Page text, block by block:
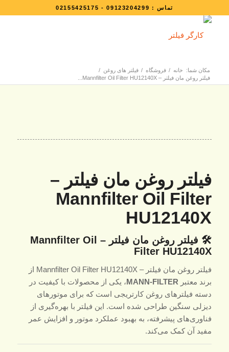
تماس : 09123204299
-
02155425175
مکان شما: خانه / فروشگاه / فیلتر های روغن /
فیلتر روغن مان فیلتر – Mannfilter Oil Filter HU12140X...
فیلتر روغن مان فیلتر –
Mannfilter Oil Filter
HU12140X
🛠️ فیلتر روغن مان فیلتر – Mannfilter Oil
Filter HU12140X
فیلتر روغن مان فیلتر – Mannfilter Oil Filter HU12140X از
برند معتبر MANN-FILTER، یکی از محصولات با کیفیت در
دسته فیلترهای روغن کارتریجی است که برای موتورهای
دیزلی سنگین طراحی شده است. این فیلتر با بهره‌گیری از
فناوری‌های پیشرفته، به بهبود عملکرد موتور و افزایش عمر
مفید آن کمک می‌کند.